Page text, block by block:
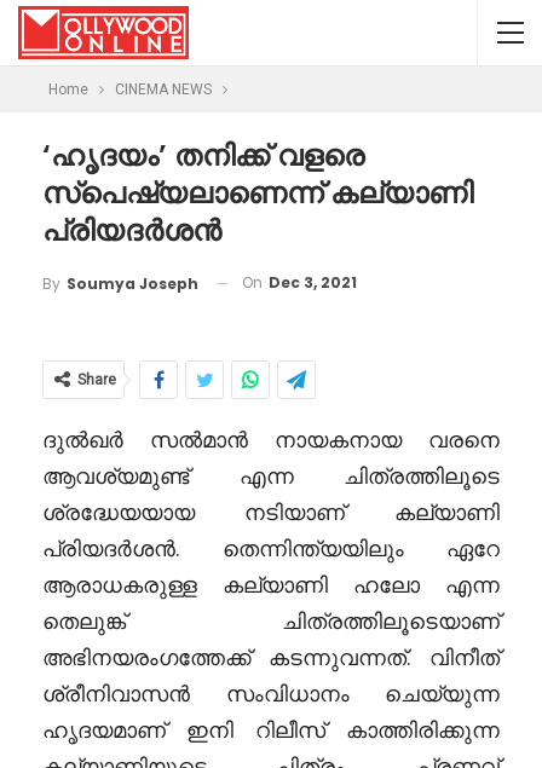
Home CINEMA NEWS
‘ഹൃദയം’ തനിക്ക് വളരെ
സ്പെഷ്യലാണെന്ന് കല്യാണി
പ്രിയദർശൻ
By Soumya Joseph On Dec 3, 2021
Share
ദുൽഖർ സൽമാൻ നായകനായ വരനെ
ആവശ്യമുണ്ട് എന്ന ചിത്രത്തിലൂടെ
ശ്രദ്ധേയയായ നടിയാണ് കല്യാണി
പ്രിയദർശൻ. തെന്നിന്ത്യയിലും ഏറേ
ആരാധകരുള്ള കല്യാണി ഹലോ എന്ന
തെലുങ്ക് ചിത്രത്തിലൂടെയാണ്
അഭിനയരംഗത്തേക്ക് കടന്നുവന്നത്. വിനീത്
ശ്രീനിവാസൻ സംവിധാനം ചെയ്യുന്ന
ഹൃദയമാണ് ഇനി റിലീസ് കാത്തിരിക്കുന്ന